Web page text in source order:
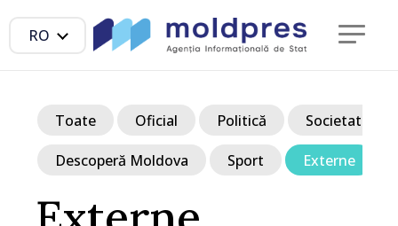
RO
Toate Oficial Politică Societate
Descoperă Moldova Sport Externe